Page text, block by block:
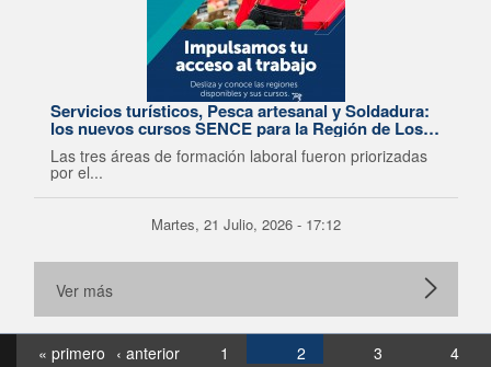
Servicios turísticos, Pesca artesanal y Soldadura:
los nuevos cursos SENCE para la Región de Los
Lagos
Las tres áreas de formación laboral fueron priorizadas
por el...
Martes, 21 Julio, 2026 - 17:12
Ver más
« primero ‹ anterior 1 2 3
4